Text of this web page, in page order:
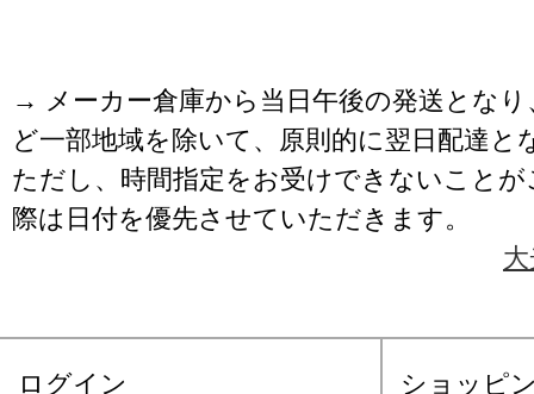
→ メーカー倉庫から当日午後の発送となり
ど一部地域を除いて、原則的に翌日配達と
ただし、時間指定をお受けできないこと
際は日付を優先させていただきます。
ログイン ショッピ